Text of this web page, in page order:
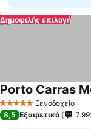
Δημοφιλής επιλογή
5 Αστέρια Ξενοδοχείο
Porto Carras
8,5 Εξαιρετικό